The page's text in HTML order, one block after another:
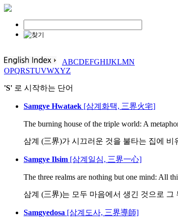
ABCDEFGHIJKLMN
OPQRSTUVWXYZ
'S' 로 시작하는 단어
Samgye Hwataek [삼계화택, 三界火宅]
The burning house of the triple world: A
삼계 (三界)가 시끄러운 것을 불타는 집에 비
Samgye Ilsim [삼계일심, 三界一心]
The three realms are nothing but one mind: All
삼계 (三界)는 모두 마음에서 생긴 것으로 그
Samgyedosa [삼계도사, 三界導師]